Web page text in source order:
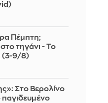
Πέμπτη;
τηγάνι - Το
(3-9/8)
Στο Βερολίνο